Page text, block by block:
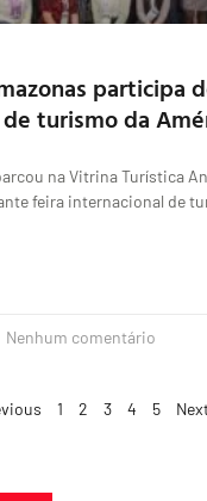
participa
turismo da
na Vitrina Turística
feira internacional de
Nenhum comentário
1 2 3 4 5